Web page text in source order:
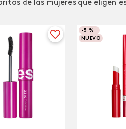
de las mujeres que eligen
-5 %
NUEVO